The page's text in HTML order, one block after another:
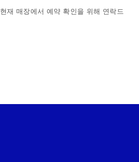
재 매장에서 예약 확인을 위해 연락드